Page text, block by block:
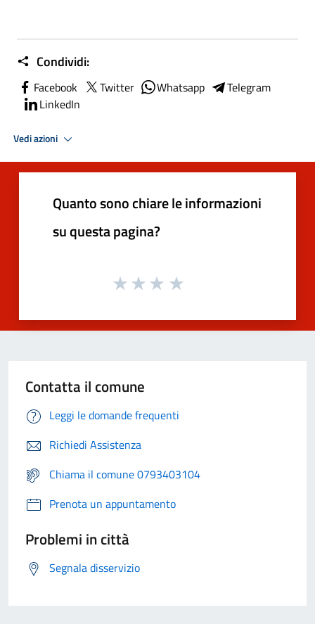
Condividi:
Facebook Twitter Whatsapp
Telegram
LinkedIn
Vedi azioni
Quanto sono chiare le informazioni
su questa pagina?
Contatta il comune
Leggi le domande frequenti
Richiedi Assistenza
Chiama il comune 0793403104
Prenota un appuntamento
Problemi in città
Segnala disservizio